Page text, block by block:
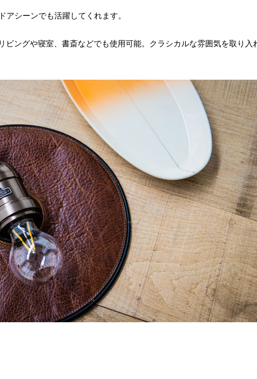
アシーンでも活躍してくれます。
ビングや寝室、書斎などでも使用可能。クラシカルな雰囲気を取り入